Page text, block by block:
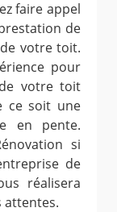
faire appel
de
votre toit.
pour
votre toit
ce soit une
en pente.
si
de
réalisera
attentes.